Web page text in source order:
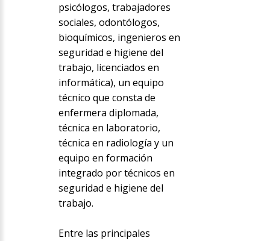
psicólogos, trabajadores
sociales, odontólogos,
bioquímicos, ingenieros en
seguridad e higiene del
trabajo, licenciados en
informática), un equipo
técnico que consta de
enfermera diplomada,
técnica en laboratorio,
técnica en radiología y un
equipo en formación
integrado por técnicos en
seguridad e higiene del
trabajo.
Entre las principales